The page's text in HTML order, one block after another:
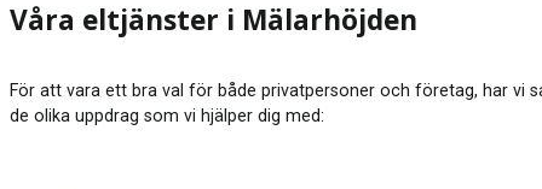
Våra eltjänster i Mälarhöjden
För att vara ett bra val för både privatpersoner och företag, har vi
de olika uppdrag som vi hjälper dig med: